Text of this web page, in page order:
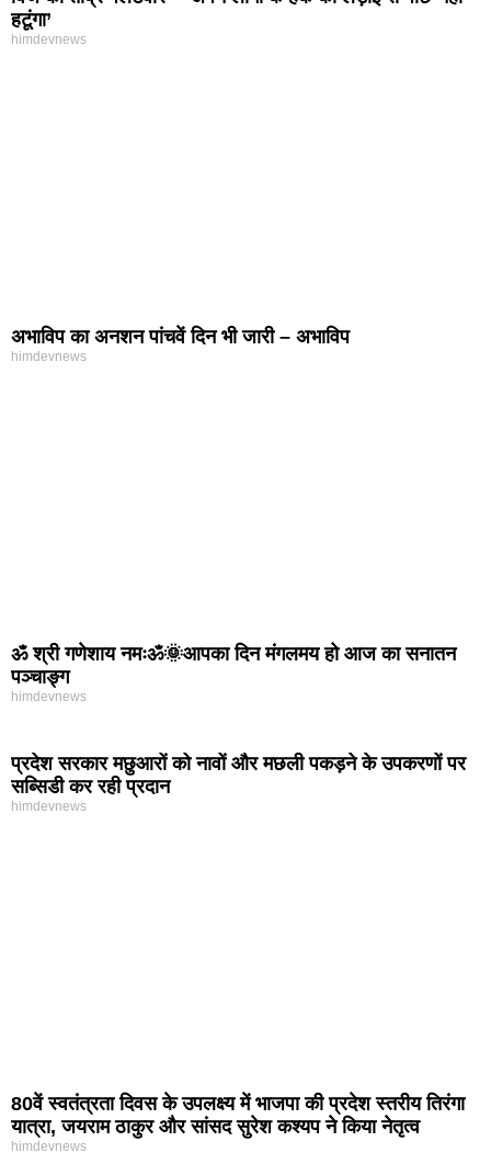
हटूंगा’
himdevnews
अभाविप का अनशन पांचवें दिन भी जारी – अभाविप
himdevnews
ॐ श्री गणेशाय नमःॐ🌞आपका दिन मंगलमय हो आज का सनातन
पञ्चाङ्ग
himdevnews
प्रदेश सरकार मछुआरों को नावों और मछली पकड़ने के उपकरणों पर
सब्सिडी कर रही प्रदान
himdevnews
80वें स्वतंत्रता दिवस के उपलक्ष्य में भाजपा की प्रदेश स्तरीय तिरंगा
यात्रा, जयराम ठाकुर और सांसद सुरेश कश्यप ने किया नेतृत्व
himdevnews